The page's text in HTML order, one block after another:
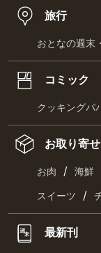
旅行
おとなの週末
コミック
クッキングパ
お取り寄せ
お肉 / 海鮮
スイーツ /
最新刊